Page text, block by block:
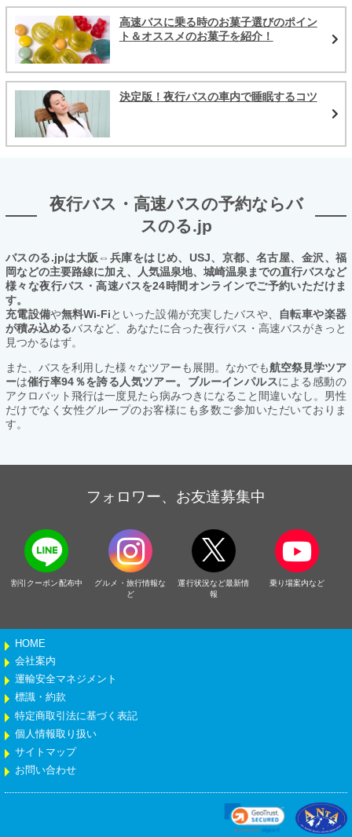
高速バスに乗る時のお菓子選びのポイン
ト＆オススメのお菓子を紹介！
決定版！夜行バスの車内で睡眠するコツ
夜行バス・高速バスの予約ならバ
スのる.jp
バスのる.jpは大阪⇔兵庫をはじめ、USJ、京都、名古屋、金沢、福
岡などの主要路線に加え、人気温泉地、城崎温泉までの直行バスなど
様々な夜行バス・高速バスを24時間オンラインでご予約いただけま
す。
充電設備や無料Wi-Fiといった設備が充実したバスや、
自転車や楽器
が積み込めるバスなど、あなたに合った夜行バス・高速バスがきっと
見つかるはず。
また、バスを利用した様々なツアーも展開。なかでも航空祭見学ツア
ーは催行率94％を誇る人気ツアー。ブルーインパルスによる感動の
アクロバット飛行は一度見たら病みつきになること間違いなし。男性
だけでなく女性グループのお客様にも多数ご参加いただいておりま
す。
フォロワー、お友達募集中
割引クーポン配布中
グルメ・旅行情報な
ど
運行状況など最新情
報
乗り場案内など
HOME
会社案内
運輸安全マネジメント
標識・約款
特定商取引法に基づく表記
個人情報取り扱い
サイトマップ
お問い合わせ